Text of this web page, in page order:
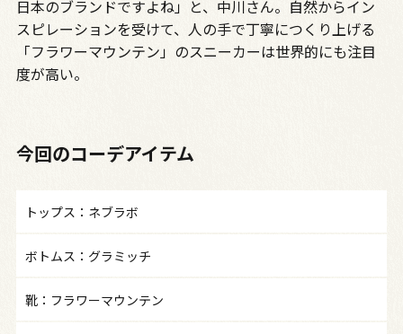
日本のブランドですよね」と、中川さん。自然からイン
スピレーションを受けて、人の手で丁寧につくり上げる
「フラワーマウンテン」のスニーカーは世界的にも注目
度が高い。
今回のコーデアイテム
トップス：ネブラボ
ボトムス：グラミッチ
靴：フラワーマウンテン